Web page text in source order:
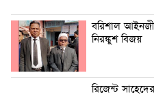
বরিশাল
নিরঙ্কুশ বিজয়
রিজেন্ট